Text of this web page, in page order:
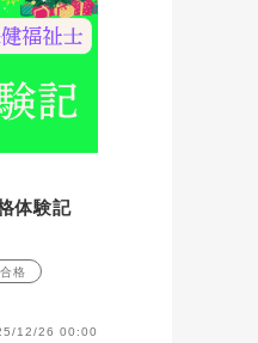
体験記
格
12/26 00:00